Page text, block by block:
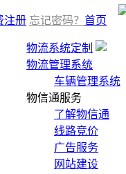
注册 忘记密码？
物流系统定制
物流管理系统
车辆管理系统
物信通服务
了解物信通
线路竞价
广告服务
网站建设
首页